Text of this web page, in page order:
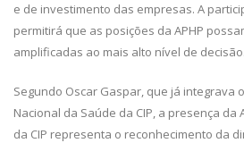
e de investimento das empresas. A
permitirá que as posições da APHP
amplificadas ao mais alto nível de decisão.
Segundo Oscar Gaspar, que já integrava
Nacional da Saúde da CIP, a presença da
da CIP representa o reconhecimento da